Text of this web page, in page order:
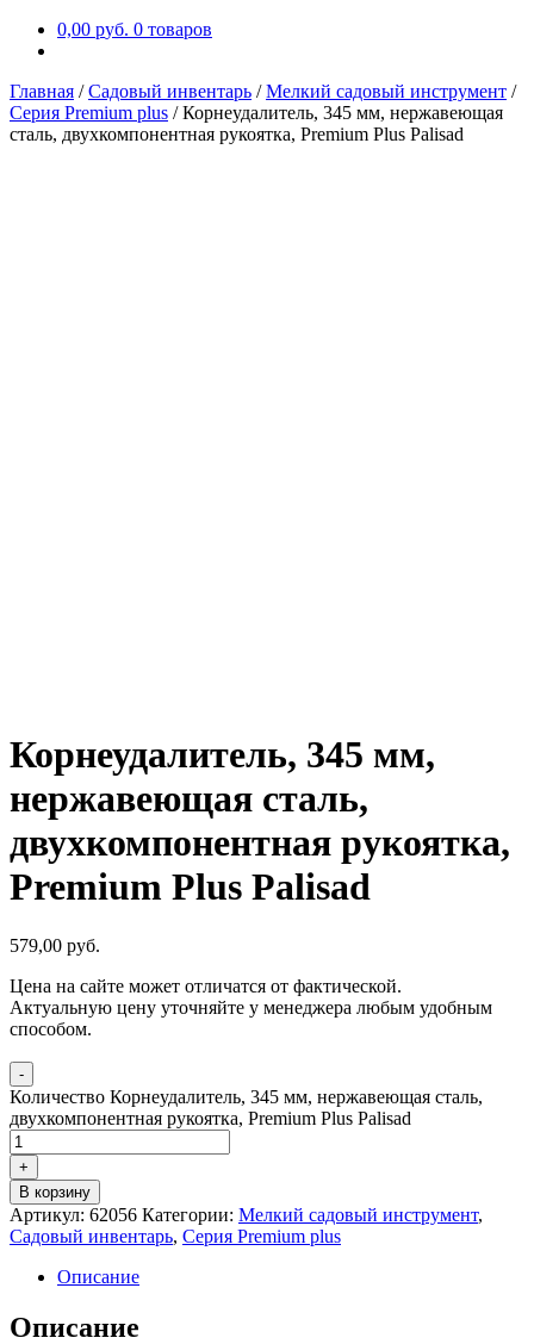
0,00 руб. 0 товаров
Главная /Садовый инвентарь /Мелкий садовый инструмент /
Серия Premium plus /Корнеудалитель, 345 мм, нержавеющая
сталь, двухкомпонентная рукоятка, Premium Plus Palisad
Корнеудалитель, 345 мм,
нержавеющая сталь,
двухкомпонентная рукоятка,
Premium Plus Palisad
579,00 руб.
Цена на сайте может отличатся от фактической.
Актуальную цену уточняйте у менеджера любым удобным
способом.
-
Количество Корнеудалитель, 345 мм, нержавеющая сталь,
двухкомпонентная рукоятка, Premium Plus Palisad
+
В корзину
Артикул: 62056 Категории: Мелкий садовый инструмент,
Садовый инвентарь, Серия Premium plus
Описание
Описание